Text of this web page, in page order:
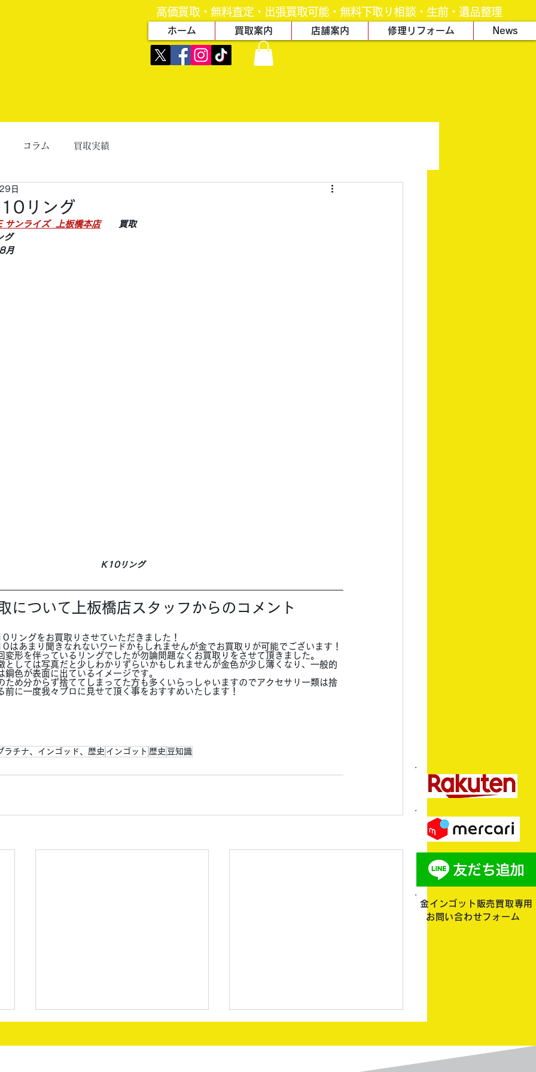
高価買取・無料査定・出張買取可能・無料下取り相談・生前・遺品整理
ホーム 買取案内 店舗案内 修理リフォーム News
金インゴット販売買取専用
お問い合わせフォーム
コラム 買取実績
リング
日
サンライズ  上板橋本店 買取
グ
月
Ｋ10リング
について上板橋店スタッフからのコメント
リングをお買取りさせていただきました！
はあまり聞きなれないワードかもしれませんが金でお買取りが可能でございます！
変形を伴っているリングでしたが勿論問題なくお買取りをさせて頂きました。
としては写真だと少しわかりずらいかもしれませんが金色が少し薄くなり、一般的
銅色が表面に出ているイメージです。
ため分からず捨ててしまってた方も多くいらっしゃいますのでアクセサリー類は捨
前に一度我々プロに見せて頂く事をおすすめいたします！
ラチナ、インゴッド、歴史 インゴット 歴史 豆知識